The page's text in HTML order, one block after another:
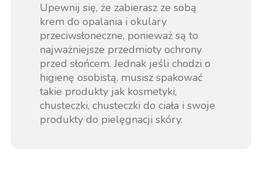
Upewnij się, że zabierasz ze sobą
krem do opalania i okulary
przeciwsłoneczne, ponieważ są to
najważniejsze przedmioty ochrony
przed słońcem. Jednak jeśli chodzi o
higienę osobistą, musisz spakować
takie produkty jak kosmetyki,
chusteczki, chusteczki do ciała i swoje
produkty do pielęgnacji skóry.